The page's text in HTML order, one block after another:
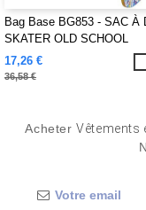
Bag Base BG853 - SAC À
SKATER OLD SCHOOL
17,26 €
36,58 €
AcheterVêtements